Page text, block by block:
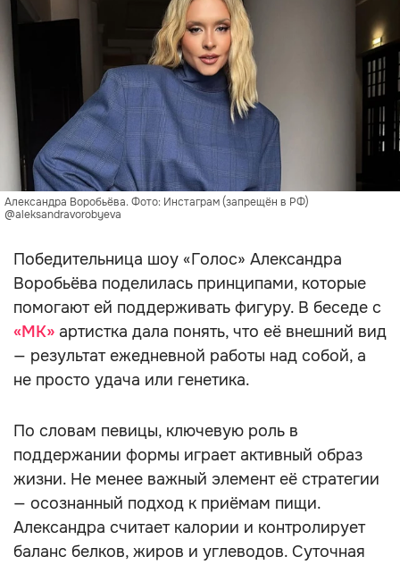
Александра Воробьёва. Фото: Инстаграм (запрещён в РФ)
@aleksandravorobyeva
Победительница шоу «Голос» Александра
Воробьёва поделилась принципами, которые
помогают ей поддерживать фигуру. В беседе с
«МК» артистка дала понять, что её внешний вид
— результат ежедневной работы над собой, а
не просто удача или генетика.
По словам певицы, ключевую роль в
поддержании формы играет активный образ
жизни. Не менее важный элемент её стратегии
— осознанный подход к приёмам пищи.
Александра считает калории и контролирует
баланс белков, жиров и углеводов. Суточная